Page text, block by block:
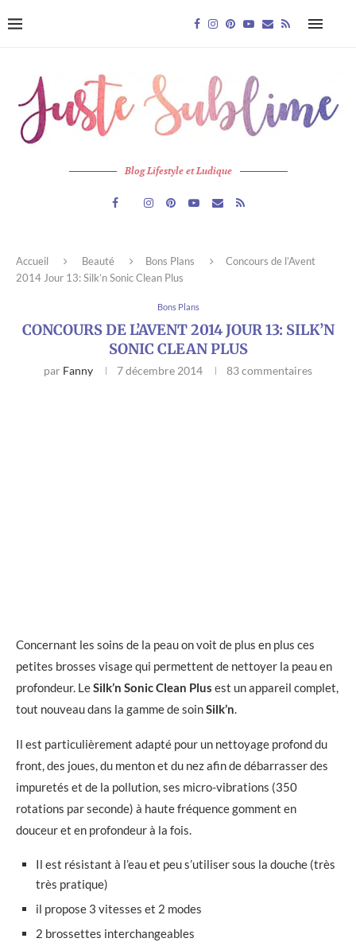
Blog Lifestyle et Ludique
Accueil Beauté Bons Plans
Concours de l’Avent
2014 Jour 13: Silk’n Sonic Clean Plus
Bons Plans
CONCOURS DE L’AVENT 2014 JOUR 13: SILK’N
SONIC CLEAN PLUS
par Fanny 7 décembre 2014 83 commentaires
Concernant les soins de la peau on voit de plus en plus ces
petites brosses visage qui permettent de nettoyer la peau en
profondeur. LeSilk’n Sonic Clean Plus est un appareil complet,
tout nouveau dans la gamme de soinSilk’n.
Il est particulièrement adapté pour un nettoyage profond du
front, des joues, du menton et du nez afin de débarrasser des
impuretés et de la pollution, ses micro-vibrations (350
rotations par seconde) à haute fréquence gomment en
douceur et en profondeur à la fois.
Il est résistant à l’eau et peu s’utiliser sous la douche (très
très pratique)
il propose 3 vitesses et 2 modes
2 brossettes interchangeables